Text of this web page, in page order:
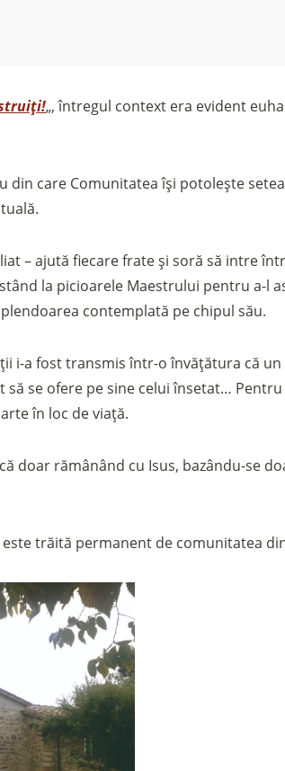
„, întregul context era evident
din care Comunitatea își potolește
– ajută fiecare frate și soră să intre
la picioarele Maestrului pentru a-l
contemplată pe chipul său.
a fost transmis într-o învățătura că un
se ofere pe sine celui însetat… Pentru
în loc de viață.
rămânând cu Isus, bazându-se
trăită permanent de comunitatea
la Comunità Magnificat
sul nostro conto bancario